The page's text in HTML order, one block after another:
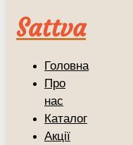
Sattva
Головна
Про
нас
Каталог
Акції